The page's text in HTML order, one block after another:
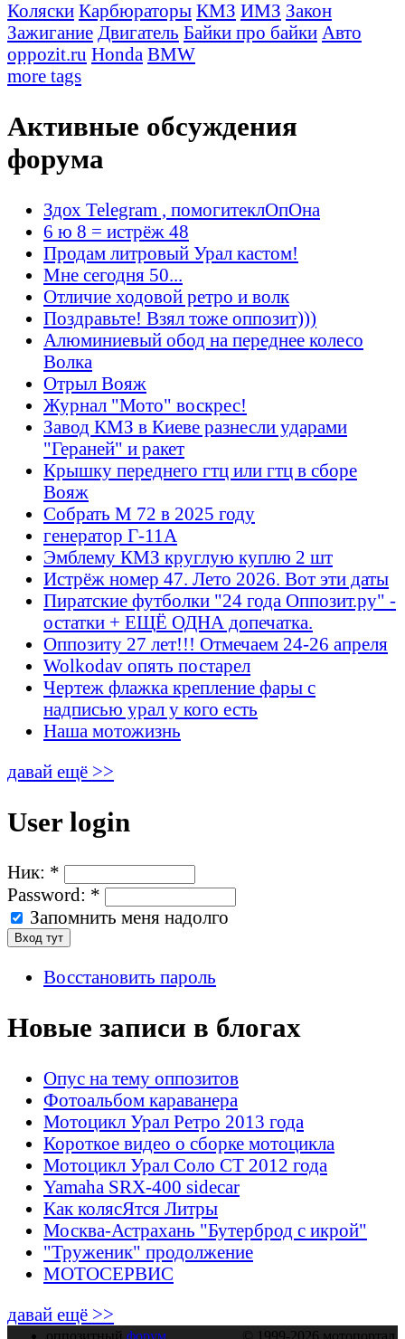
Коляски Карбюраторы КМЗ ИМЗ Закон
Зажигание Двигатель Байки про байки Авто
oppozit.ru Honda BMW
more tags
Активные обсуждения
форума
Здох Telegram , помогитеклОпОна
6 ю 8 = истрёж 48
Продам литровый Урал кастом!
Мне сегодня 50...
Отличие ходовой ретро и волк
Поздравьте! Взял тоже оппозит)))
Алюминиевый обод на переднее колесо
Волка
Отрыл Вояж
Журнал "Мото" воскрес!
Завод КМЗ в Киеве разнесли ударами
"Гераней" и ракет
Крышку переднего гтц или гтц в сборе
Вояж
Собрать М 72 в 2025 году
генератор Г-11А
Эмблему КМЗ круглую куплю 2 шт
Истрёж номер 47. Лето 2026. Вот эти даты
Пиратские футболки "24 года Оппозит.ру" -
остатки + ЕЩЁ ОДНА допечатка.
Оппозиту 27 лет!!! Отмечаем 24-26 апреля
Wolkodav опять постарел
Чертеж флажка крепление фары с
надписью урал у кого есть
Наша мотожизнь
давай ещё >>
User login
Ник: *
Password: *
Запомнить меня надолго
Восстановить пароль
Новые записи в блогах
Опус на тему оппозитов
Фотоальбом караванера
Мотоцикл Урал Ретро 2013 года
Короткое видео о сборке мотоцикла
Мотоцикл Урал Соло СТ 2012 года
Yamaha SRX-400 sidecar
Как колясЯтся Литры
Москва-Астрахань "Бутерброд с икрой"
"Труженик" продолжение
МОТОСЕРВИС
давай ещё >>
оппозитный форум © 1999-2026 мотопортал